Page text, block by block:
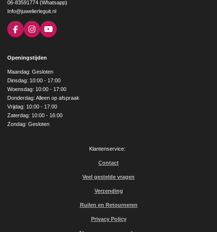
06-83591774 (Whatsapp)
Info@juwelierleguit.nl
F
a
b
o
k
I
n
a
g
r
a
m
Y
o
e
Openingstijden
Maandag: Gesloten
Dinsdag: 10:00 - 17:00
Woensdag: 10:00 - 17:00
Donderdag: Alleen op afspraak
Vrijdag: 10:00 - 17:00
Zaterdag: 10:00 - 16:00
Zondag: Gesloten
Klantenservice:
Contact
Veel gestelde vragen
Verzending
Ruilen en Retourneren
Privacy Policy